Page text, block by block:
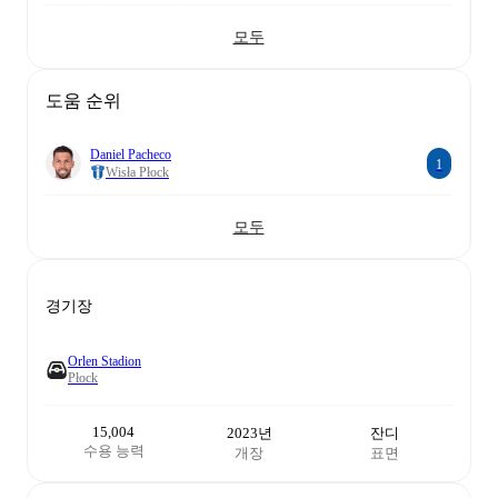
모두
도움 순위
Daniel Pacheco
Wisła Płock
1
모두
경기장
Orlen Stadion
Płock
15,004
수용 능력
2023년
개장
잔디
표면